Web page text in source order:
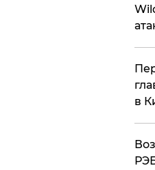
в